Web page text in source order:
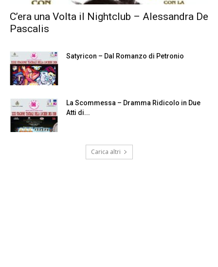
C’era una Volta il Nightclub – Alessandra De
Pascalis
Satyricon – Dal Romanzo di Petronio
La Scommessa – Dramma Ridicolo in Due
Atti di...
Carica altri